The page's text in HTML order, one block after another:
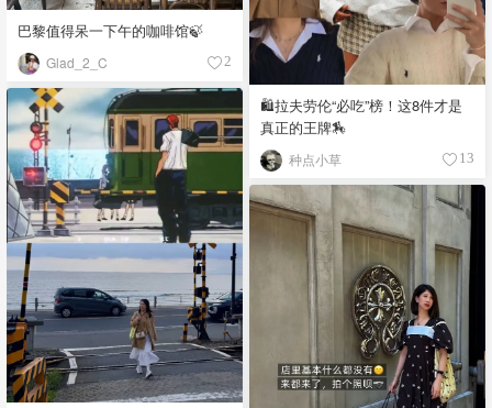
巴黎值得呆一下午的咖啡馆🍃
Glad_2_C 2
🛍️拉夫劳伦“必吃”榜！这8件才是
真正的王牌🏇
种点小草 13